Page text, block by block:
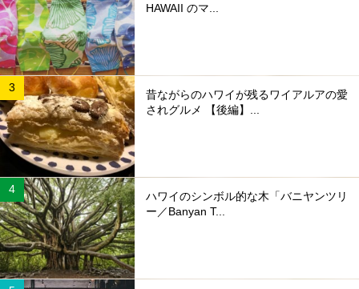
HAWAII のマ...
昔ながらのハワイが残るワイアルアの愛
されグルメ 【後編】...
ハワイのシンボル的な木「バニヤンツリ
ー／Banyan T...